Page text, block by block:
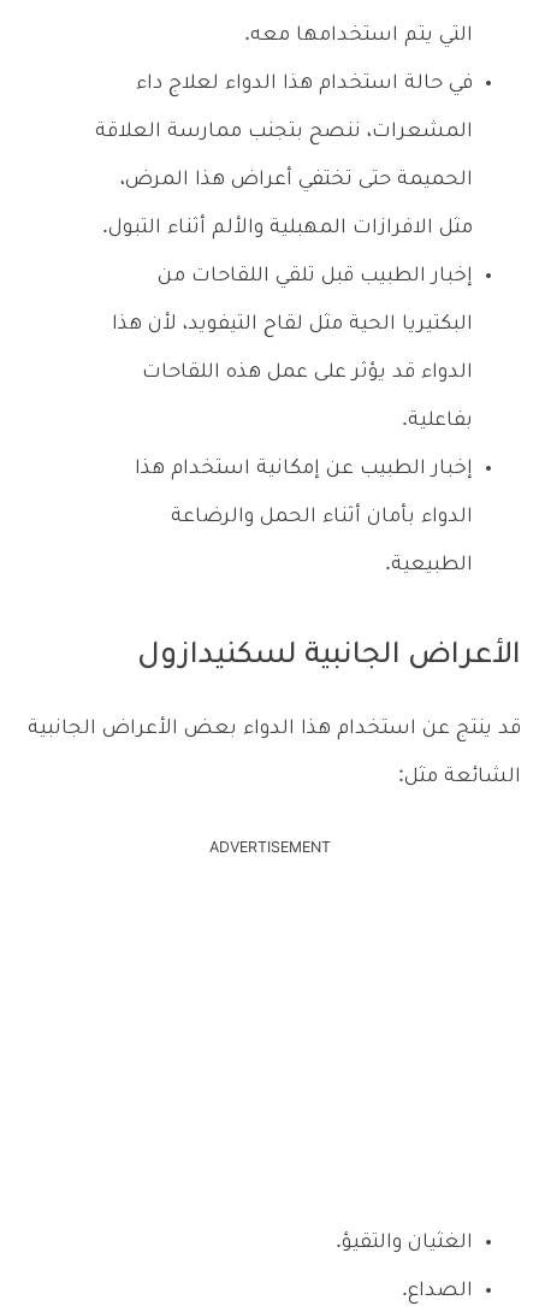
التي يتم استخدامها معه.
في حالة استخدام هذا الدواء لعلاج داء
المشعرات، ننصح بتجنب ممارسة العلاقة
الحميمة حتى تختفي أعراض هذا المرض،
مثل الافرازات المهبلية والألم أثناء التبول.
إخبار الطبيب قبل تلقي اللقاحات من
البكتيريا الحية مثل لقاح التيفويد، لأن هذا
الدواء قد يؤثر على عمل هذه اللقاحات
بفاعلية.
إخبار الطبيب عن إمكانية استخدام هذا
الدواء بأمان أثناء الحمل والرضاعة
الطبيعية.
الأعراض الجانبية لسكنيدازول
قد ينتج عن استخدام هذا الدواء بعض الأعراض الجانبية
الشائعة مثل:
ADVERTISEMENT
الغثيان والتقيؤ.
الصداع.